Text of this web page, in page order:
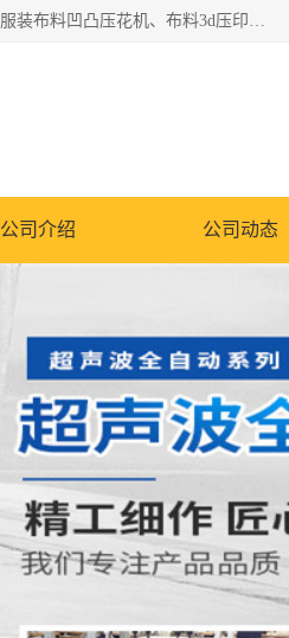
常州联宇机电自动化科技有限公司主营产品：pvc塑料焊机、高频热合机、软膜天花压边机、服装布料凹凸压花机、布料3d压印设备、服装植胶设备、超声波布料花边机、无纺布热合机、全自动压花机。
公司介绍 公司动态